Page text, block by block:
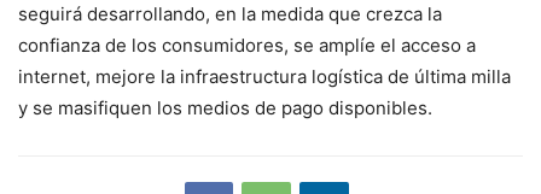
seguirá desarrollando, en la medida que crezca la
confianza de los consumidores, se amplíe el acceso a
internet, mejore la infraestructura logística de última milla
y se masifiquen los medios de pago disponibles.